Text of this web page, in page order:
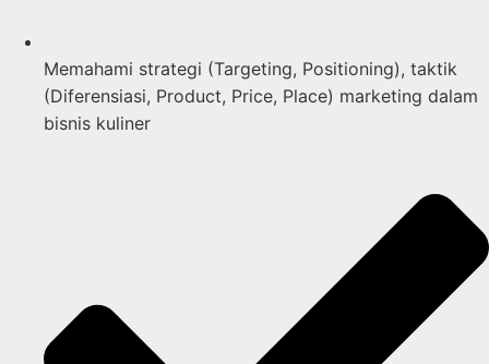
Memahami strategi (Targeting, Positioning), taktik
(Diferensiasi, Product, Price, Place) marketing dalam
bisnis kuliner